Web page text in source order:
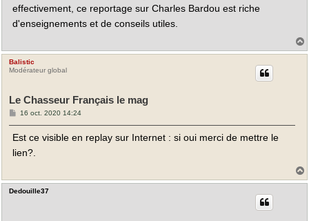
g
effectivement, ce reportage sur Charles Bardou est riche
d'enseignements et de conseils utiles.
Balistic
Modérateur global
Le Chasseur Français le mag
M
s
g
16 oct. 2020 14:24
Est ce visible en replay sur Internet : si oui merci de mettre le
lien?.
Dedouille37